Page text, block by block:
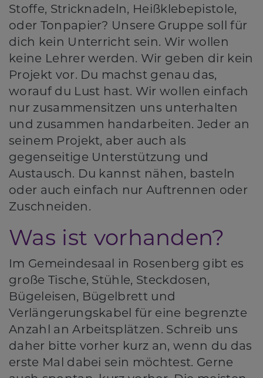
Stoffe, Stricknadeln, Heißklebepistole,
oder Tonpapier? Unsere Gruppe soll für
dich kein Unterricht sein. Wir wollen
keine Lehrer werden. Wir geben dir kein
Projekt vor. Du machst genau das,
worauf du Lust hast. Wir wollen einfach
nur zusammensitzen uns unterhalten
und zusammen handarbeiten. Jeder an
seinem Projekt, aber auch als
gegenseitige Unterstützung und
Austausch. Du kannst nähen, basteln
oder auch einfach nur Auftrennen oder
Zuschneiden.
Was ist vorhanden?
Im Gemeindesaal in Rosenberg gibt es
große Tische, Stühle, Steckdosen,
Bügeleisen, Bügelbrett und
Verlängerungskabel für eine begrenzte
Anzahl an Arbeitsplätzen. Schreib uns
daher bitte vorher kurz an, wenn du das
erste Mal dabei sein möchtest. Gerne